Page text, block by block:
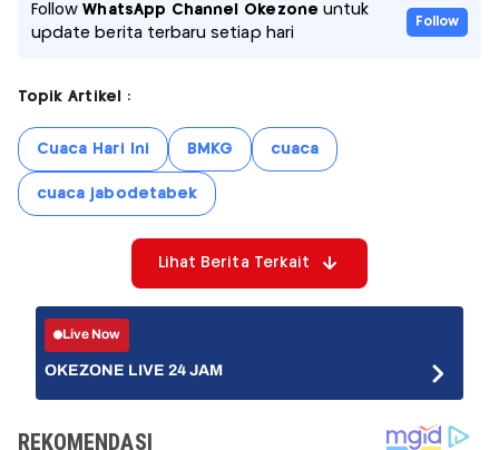
FollowWhatsApp Channel Okezone untuk
update berita terbaru setiap hari
Follow
Topik Artikel :
Cuaca Hari Ini BMKG cuaca
cuaca jabodetabek
Lihat Berita Terkait
Live Now
OKEZONE LIVE 24 JAM